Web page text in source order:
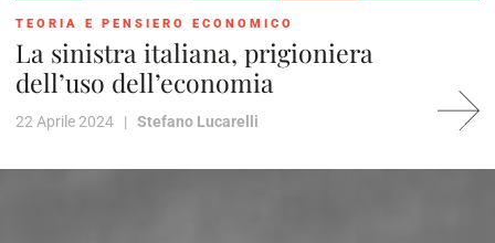
TEORIA E PENSIERO ECONOMICO
La sinistra italiana, prigioniera
dell’uso dell’economia
22 Aprile 2024 | Stefano Lucarelli